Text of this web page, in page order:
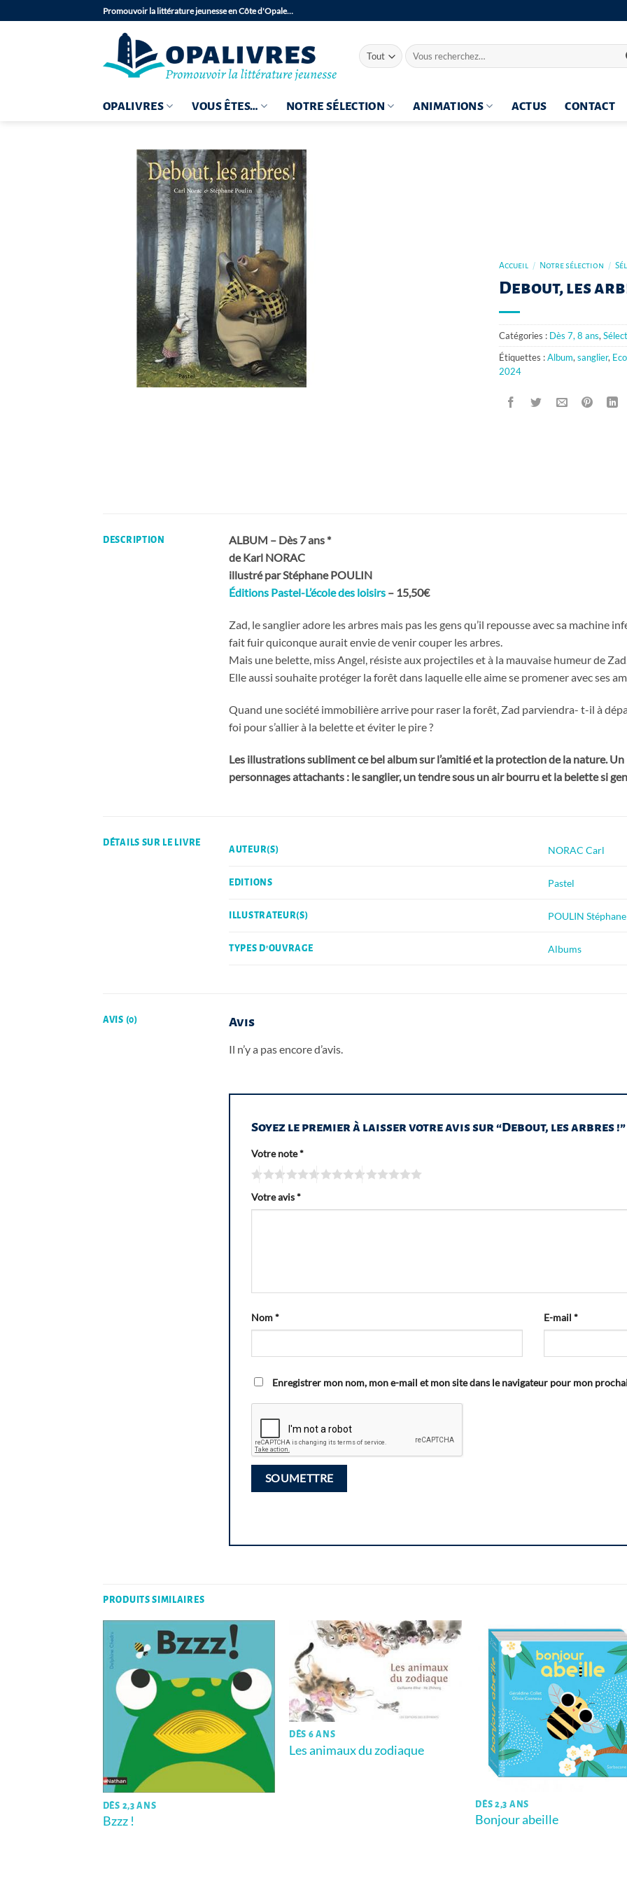
au
Promouvoir la littérature jeunesse en Côte d'Opale…
Recherche
pour :
OPALIVRES VOUS ÊTES… NOTRE SÉLECTION ANIMATIONS ACTUS CONTACT
Accueil / Notre sélection /
Debout, les
Catégories : Dès 7, 8 ans,
Étiquettes :Album, sanglier,
2024
DESCRIPTION
ALBUM – Dès 7 ans *
de Karl NORAC
illustré par Stéphane POULIN
Éditions Pastel-L’école des loisirs – 15,50€
Zad, le sanglier adore les arbres mais pas les gens qu’il repousse avec sa machine
fait fuir quiconque aurait envie de venir couper les arbres.
Mais une belette, miss Angel, résiste aux projectiles et à la mauvaise humeur de
Elle aussi souhaite protéger la forêt dans laquelle elle aime se promener avec ses
Quand une société immobilière arrive pour raser la forêt, Zad parviendra- t-il à
foi pour s’allier à la belette et éviter le pire ?
Les illustrations subliment ce bel album sur l’amitié et la protection de la nature.
personnages attachants : le sanglier, un tendre sous un air bourru et la belette si
DÉTAILS SUR LE LIVRE
AUTEUR(S) NORAC Carl
EDITIONS Pastel
ILLUSTRATEUR(S) POULIN Stéphane
TYPES D'OUVRAGE Albums
AVIS (0) Avis
Il n’y a pas encore d’avis.
Soyez le premier à laisser votre avis sur “Debout, les arbres !”
Votre note*
Votre avis*
Nom* E-mail *
Enregistrer mon nom, mon e-mail et mon site dans le navigateur pour mon
PRODUITS SIMILAIRES
DÈS 2,3 ANS
Bzzz !
DÈS 6 ANS
Les animaux du zodiaque
DÈS 2,3 ANS
Bonjour abeille